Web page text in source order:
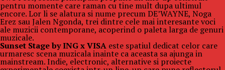
pentru momente care raman cu tine mult dupa ultimul
encore. Lor li se alatura si nume precum DE’WAYNE, Noga
Erez sau Jalen Ngonda, trei dintre cele mai interesante voci
ale muzicii contemporane, acoperind o paleta larga de genuri
muzicale.
Sunset Stage by ING x VISA este spatiul dedicat celor care
urmaresc scena muzicala inainte ca aceasta sa ajunga in
mainstream. Indie, electronic, alternative si proiecte